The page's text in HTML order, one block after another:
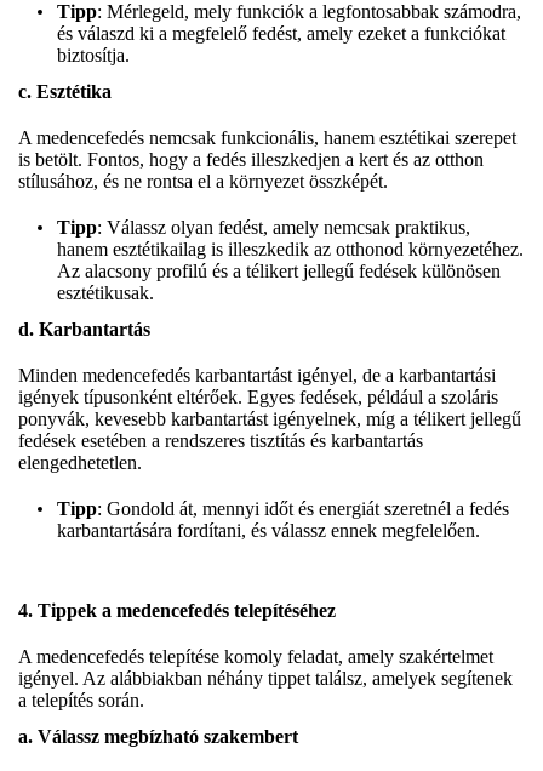
Tipp: Mérlegeld, mely funkciók a legfontosabbak számodra,
és válaszd ki a megfelelő fedést, amely ezeket a funkciókat
biztosítja.
c. Esztétika
A medencefedés nemcsak funkcionális, hanem esztétikai szerepet
is betölt. Fontos, hogy a fedés illeszkedjen a kert és az otthon
stílusához, és ne rontsa el a környezet összképét.
Tipp: Válassz olyan fedést, amely nemcsak praktikus,
hanem esztétikailag is illeszkedik az otthonod környezetéhez.
Az alacsony profilú és a télikert jellegű fedések különösen
esztétikusak.
d. Karbantartás
Minden medencefedés karbantartást igényel, de a karbantartási
igények típusonként eltérőek. Egyes fedések, például a szoláris
ponyvák, kevesebb karbantartást igényelnek, míg a télikert jellegű
fedések esetében a rendszeres tisztítás és karbantartás
elengedhetetlen.
Tipp: Gondold át, mennyi időt és energiát szeretnél a fedés
karbantartására fordítani, és válassz ennek megfelelően.
4. Tippek a medencefedés telepítéséhez
A medencefedés telepítése komoly feladat, amely szakértelmet
igényel. Az alábbiakban néhány tippet találsz, amelyek segítenek
a telepítés során.
a. Válassz megbízható szakembert